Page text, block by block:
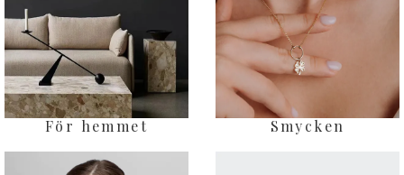
För hemmet Smycken